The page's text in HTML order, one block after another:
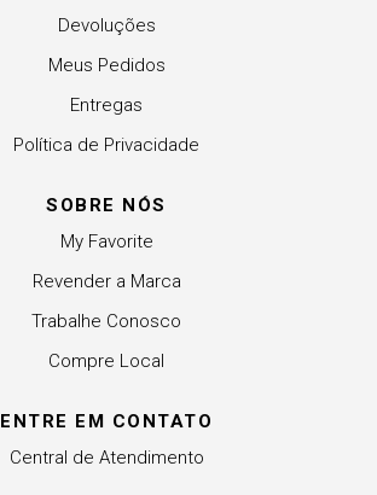
Devoluções
Meus Pedidos
Entregas
Política de Privacidade
SOBRE NÓS
My Favorite
Revender a Marca
Trabalhe Conosco
Compre Local
ENTRE EM CONTATO
Central de Atendimento